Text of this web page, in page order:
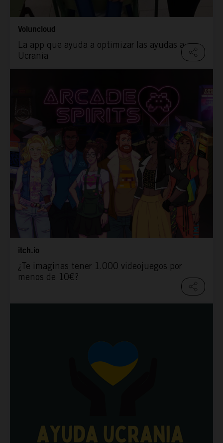
Voluncloud
La app que ayuda a optimizar las ayudas a
Ucrania
itch.io
¿Te imaginas tener 1.000 videojuegos por
menos de 10€?